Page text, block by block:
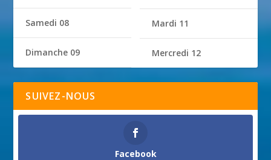
Samedi 08
Dimanche 09
Mardi 11
Mercredi 12
SUIVEZ-NOUS
Facebook